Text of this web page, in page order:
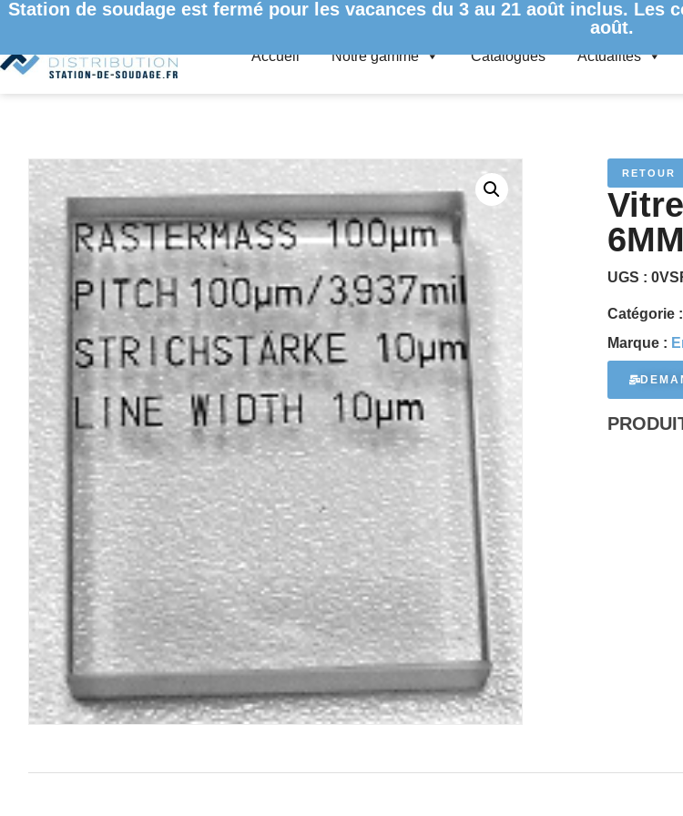
Station de soudage est fermé pour les vacances du 3 au 21 août inclus. Les
août.
Accueil Notre gamme Catalogues Actualités
ACCUEIL/SYSTÈME D'INSPECTION OPTIQUE ACCESSOIRES POUR SYSTÈME D'INSPECTION OPTIQUE
RETOUR
UGS :
Catégorie :
Marque :